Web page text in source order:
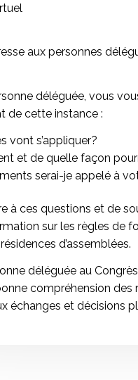
aux personnes
déléguée, vous
de cette instance :
vont s’appliquer?
et de quelle façon
serai-je appelé à
à ces questions et de
sur les règles de
d’assemblées.
déléguée au
compréhension
échanges et décisions